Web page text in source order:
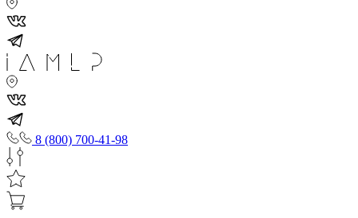
8 (800) 700-41-98